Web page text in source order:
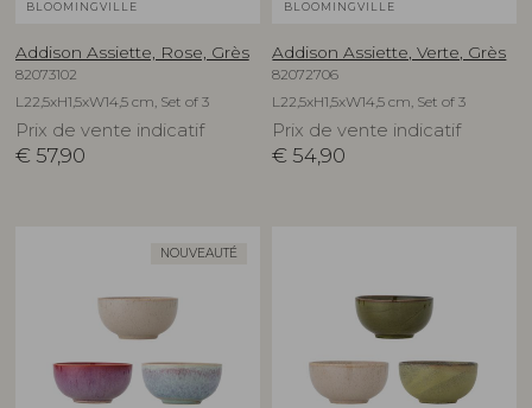
BLOOMINGVILLE
Addison Assiette, Rose, Grès
82073102
L22,5xH1,5xW14,5 cm, Set of 3
Prix de vente indicatif
€ 57,90
BLOOMINGVILLE
Addison Assiette, Verte, Grès
82072706
L22,5xH1,5xW14,5 cm, Set of 3
Prix de vente indicatif
€ 54,90
NOUVEAUTÉ